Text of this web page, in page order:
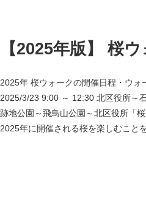
【2025年版】 桜
2025年 桜ウォークの開催日程・ウォ
2025/3/23 9:00 ～ 12:30 北区役所～
跡地公園～飛鳥山公園～北区役所「
2025年に開催される桜を楽しむこと